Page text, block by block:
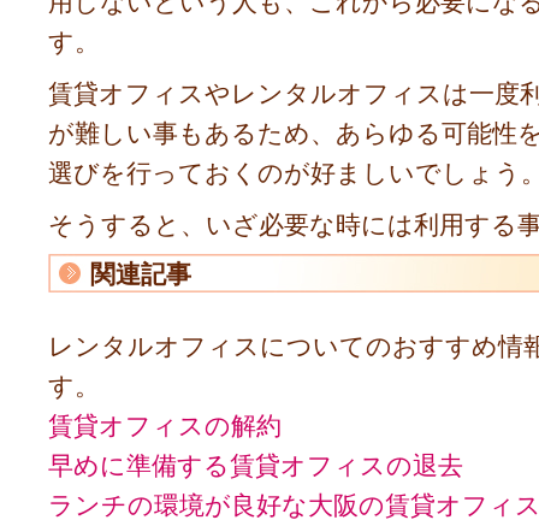
す。
賃貸オフィスやレンタルオフィスは一度
が難しい事もあるため、あらゆる可能性
選びを行っておくのが好ましいでしょう
そうすると、いざ必要な時には利用する
関連記事
レンタルオフィスについてのおすすめ情
す。
賃貸オフィスの解約
早めに準備する賃貸オフィスの退去
ランチの環境が良好な大阪の賃貸オフィ